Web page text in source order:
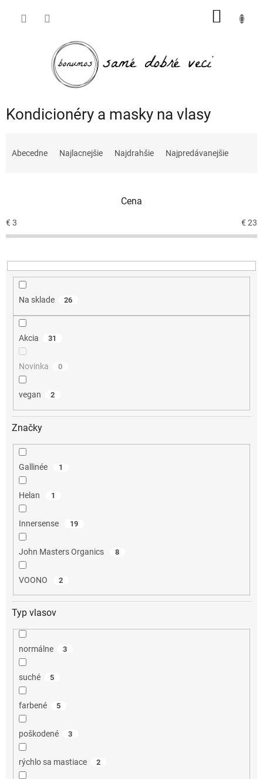
Kondicionéry a masky na vlasy
e
p
r
d
Abecedne Najlacnejšie Najdrahšie Najpredávanejšie
Cena
€ 3 € 23
Na sklade 26
Akcia 31
Novinka 0
vegan 2
Značky
Gallinée 1
Helan 1
Innersense 19
John Masters Organics 8
VOONO 2
Typ vlasov
normálne 3
suché 5
farbené 5
poškodené 3
rýchlo sa mastiace 2